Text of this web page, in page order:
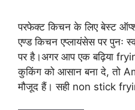
परफेक्ट किचन के लिए बेस्ट
एण्ड किचन एप्लायंसेस पर पुनः
पर है।अगर आप एक बढ़िया
कुकिंग को आसान बना दे, तो
मौजूद हैं। सही non stick